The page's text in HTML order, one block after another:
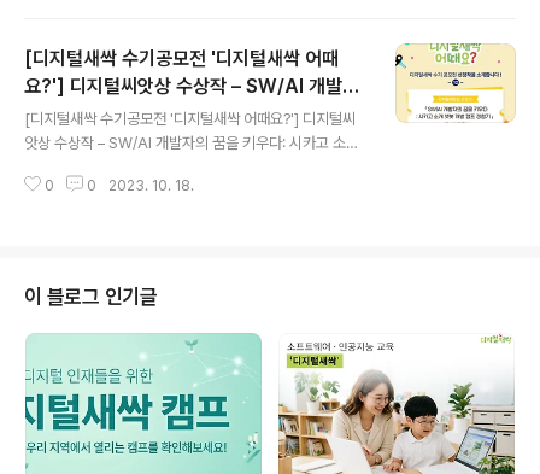
고 생긴 내가 지금 하고 싶은 것 ’ 함께 만나 볼까요? ▼ 원
문 보기 ▼ 디지털새싹을 만나고 생긴 내가 지금 하고 싶은
것 정윤우 6월 10일 토요일 아빠와 함께 디지털새싹 캠프
를 진행하는 우송대학교에 가게 되었다. 토요일에 친구들
착하고 많은 학생들과 선생님들이 계셔서 놀랐다. 처음 시
[디지털새싹 수기공모전 '디지털새싹 어때
요?'] 디지털씨앗상 수상작 – SW/AI 개발자
의 꿈을 키우다: 시카고 소개 챗봇 개발 캠프
경험기
[디지털새싹 수기공모전 '디지털새싹 어때요?'] 디지털씨
앗상 수상작 – SW/AI 개발자의 꿈을 키우다: 시카고 소개
늘도 지난봄, 디지털새싹 캠프 참여 소감을 주제로 한 디지
경험기’ 함께 만나 볼까요? ▼ 원문 보기 ▼ SW/AI 개발
자의 꿈을 키우다: 시카고 소개 챗봇 개발 캠프 경험기 정윤
석 저는 약 4주 동안 학교에서 개최된 AI 챗봇 개발 캠프에
참여하였습니다. 이 캠프에서는 저는 시카고를 소개하는 A
I 챗봇을 만드는 과정을 배우고 직접 개발하였습니다. 이 경
험은 저에게 ..
0 0 2023. 10. 18.
이 블로그 인기글